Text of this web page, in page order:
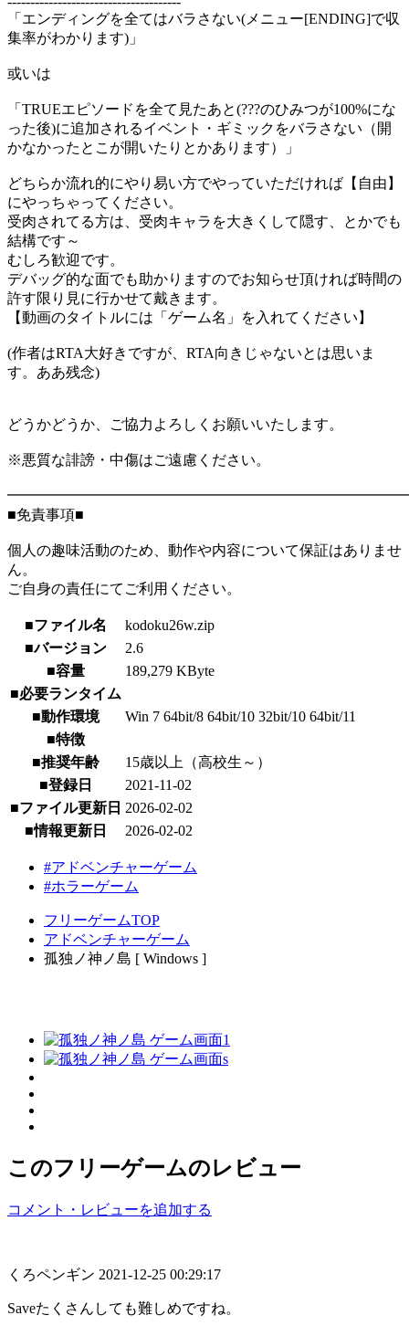
「エンディングを全てはバラさない(メニュー[ENDING]で収
集率がわかります)」
或いは
「TRUEエピソードを全て見たあと(???のひみつが100%にな
った後)に追加されるイベント・ギミックをバラさない（開
かなかったとこが開いたりとかあります）」
どちらか流れ的にやり易い方でやっていただければ【自由】
にやっちゃってください。
受肉されてる方は、受肉キャラを大きくして隠す、とかでも
結構です～
むしろ歓迎です。
デバッグ的な面でも助かりますのでお知らせ頂ければ時間の
許す限り見に行かせて戴きます。
【動画のタイトルには「ゲーム名」を入れてください】
(作者はRTA大好きですが、RTA向きじゃないとは思いま
す。ああ残念)
どうかどうか、ご協力よろしくお願いいたします。
※悪質な誹謗・中傷はご遠慮ください。
■免責事項■
個人の趣味活動のため、動作や内容について保証はありませ
ん。
ご自身の責任にてご利用ください。
■ファイル名
kodoku26w.zip
■バージョン
2.6
■容量
189,279 KByte
■必要ランタイム
■動作環境
Win 7 64bit/8 64bit/10 32bit/10 64bit/11
■特徴
■推奨年齢
15歳以上（高校生～）
■登録日
2021-11-02
■ファイル更新日 2026-02-02
■情報更新日
2026-02-02
#アドベンチャーゲーム
#ホラーゲーム
フリーゲームTOP
アドベンチャーゲーム
孤独ノ神ノ島 [ Windows ]
このフリーゲームのレビュー
コメント・レビューを追加する
くろペンギン 2021-12-25 00:29:17
Saveたくさんしても難しめですね。